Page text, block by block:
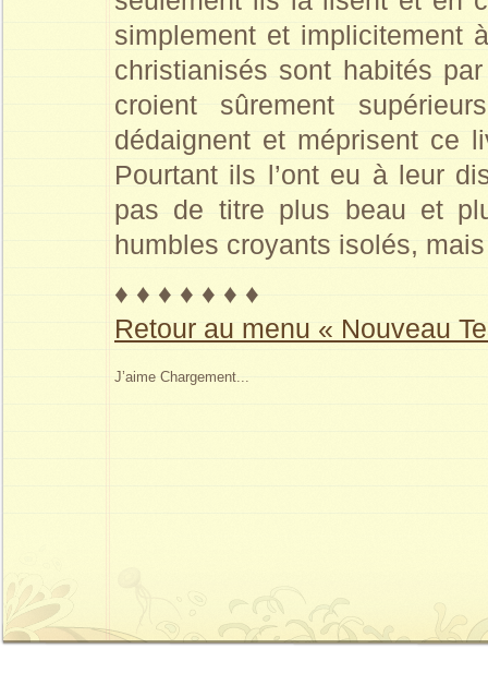
simplement et implicitement
christianisés sont habités
croient sûrement
dédaignent et méprisent ce
Pourtant ils l’ont eu à leur
pas de titre plus beau et
humbles croyants isolés,
♦ ♦ ♦ ♦ ♦ ♦ ♦
Retour au menu « Nouveau
J’aime Chargement...